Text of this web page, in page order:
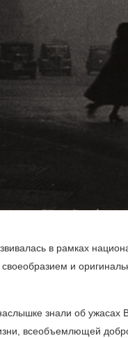
в рамках
и
знали об ужасах
всеобъемлющей